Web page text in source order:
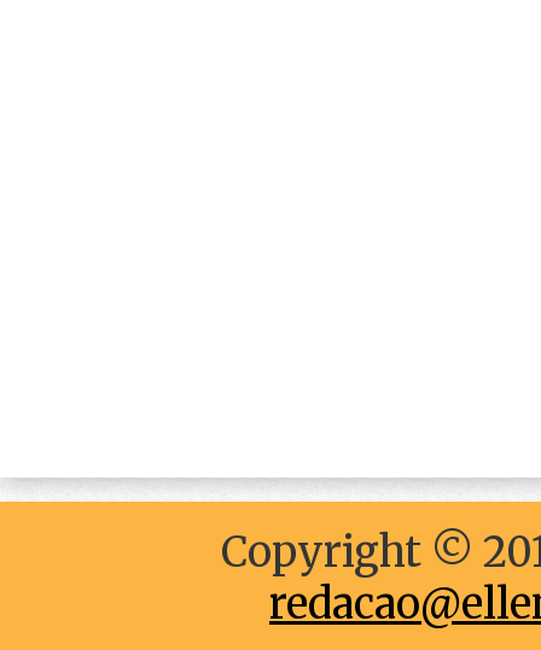
Copyright ©